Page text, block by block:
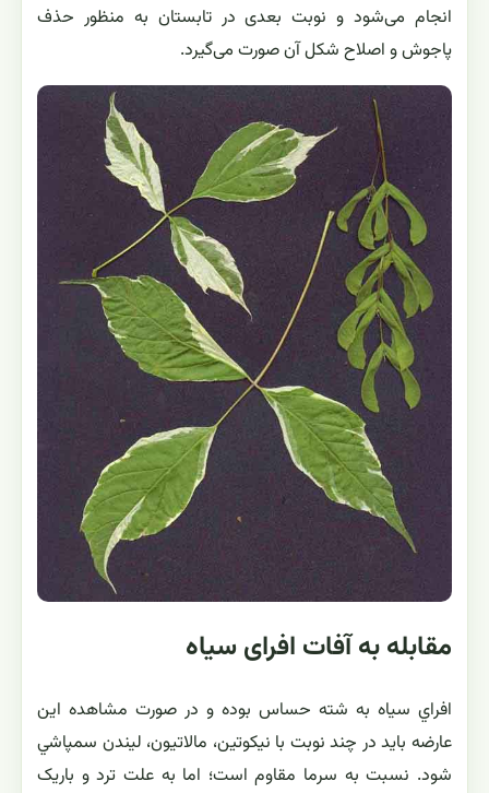
انجام می‌شود و نوبت بعدی در تابستان به منظور حذف
پاجوش و اصلاح شکل آن صورت می‌گیرد.
مقابله به آفات افرای سیاه
افراي سياه به شته حساس بوده و در صورت مشاهده اين
عارضه بايد در چند نوبت با نيكوتين، مالاتيون، ليندن سمپاشي
شود. نسبت به سرما مقاوم است؛ اما به علت ترد و باریک